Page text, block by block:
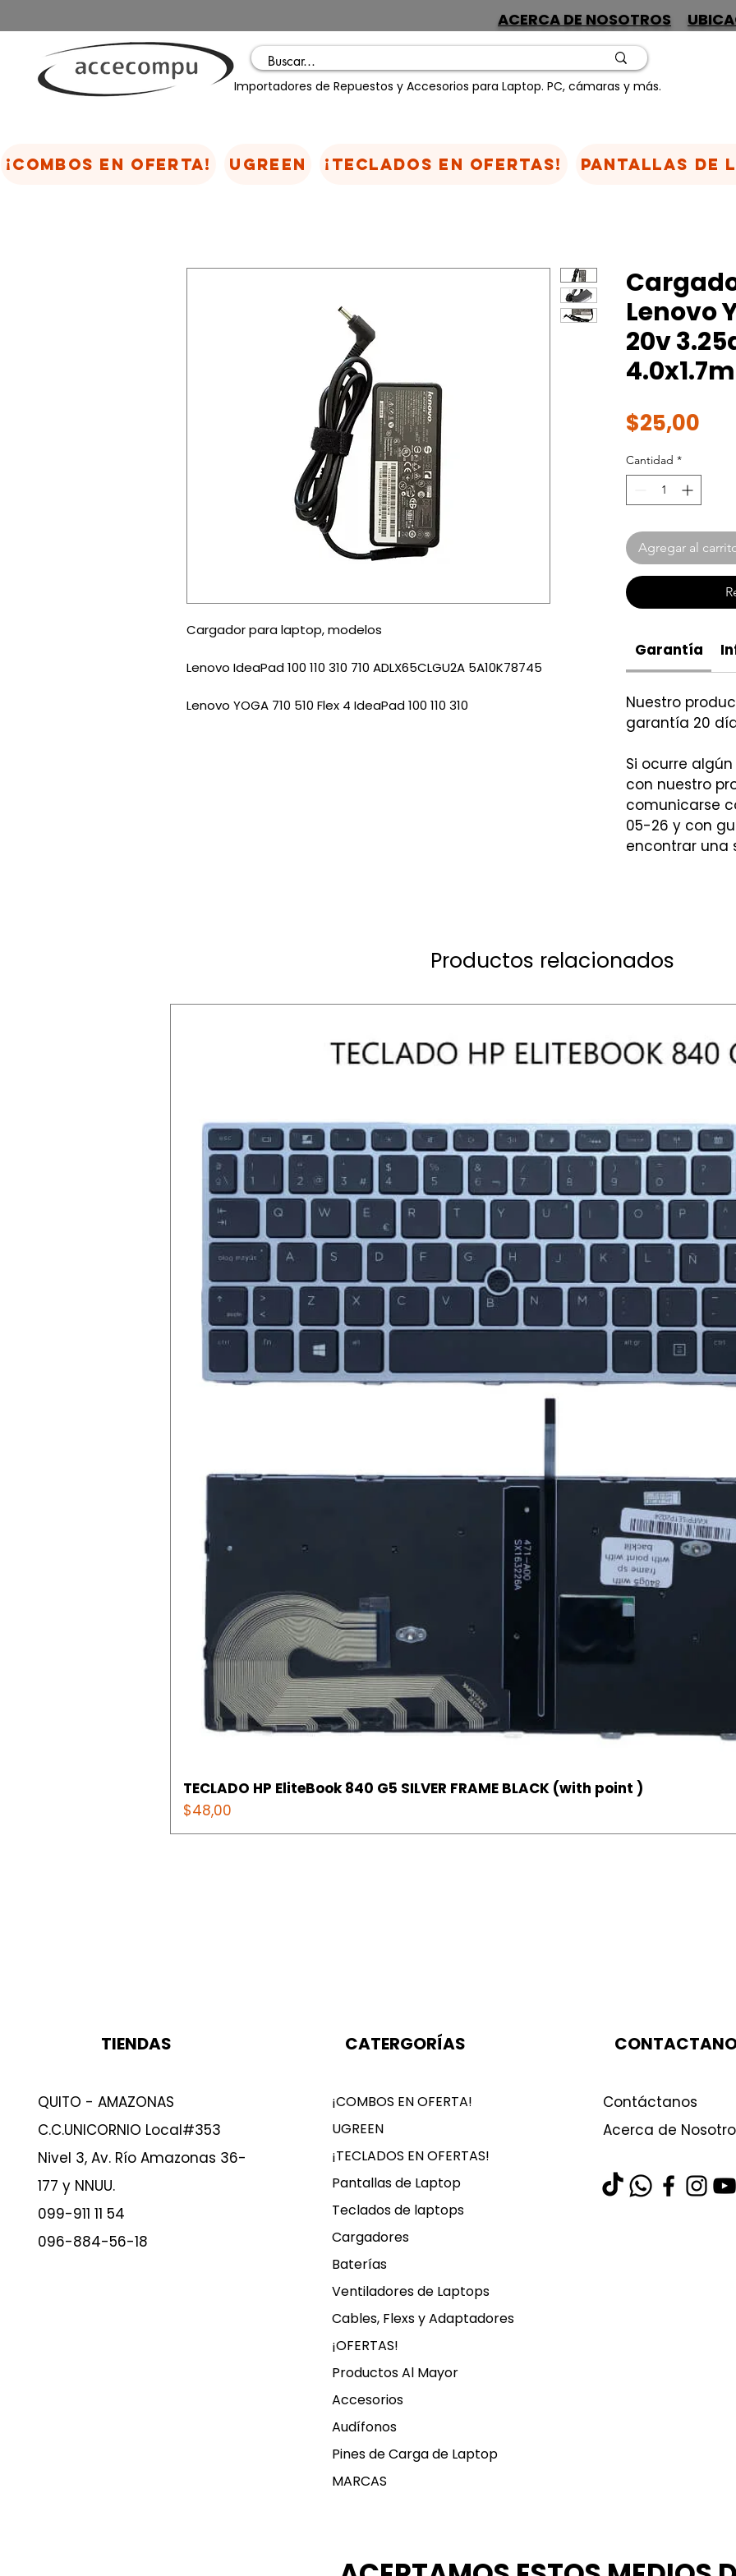
ACERCA DE NOSOTROS
Importadores de Repuestos y Accesorios para Laptop. PC, cámaras y más.
Cargador para laptop, modelos
Lenovo IdeaPad 100 110 310 710 ADLX65CLGU2A 5A10K78745
Lenovo YOGA 710 510 Flex 4 IdeaPad 100 110 310
Lenovo
20v
$25,00
Cantidad *
Agregar al
Garantía
Nuestro
garantía 20
Si ocurre
con nuestro
comunicarse
05-26 y con
encontrar una
Productos relacionados
TECLADO HP EliteBook 840 G5 SILVER FRAME BLACK (with point )
Precio
$48,00
¡COMBOS EN OFERTA! UGREEN ¡TECLADOS EN OFERTAS! Pantallas de
TIENDAS
QUITO - AMAZONAS
C.C.UNICORNIO Local#353
Nivel 3, Av. Río Amazonas 36-
177 y NNUU.
099-911 11 54
096-884-56-18
CATERGORÍAS
¡COMBOS EN OFERTA!
UGREEN
¡TECLADOS EN OFERTAS!
Pantallas de Laptop
Teclados de laptops
Cargadores
Baterías
Ventiladores de Laptops
Cables, Flexs y Adaptadores
¡OFERTAS!
Productos Al Mayor
Accesorios
Audífonos
Pines de Carga de Laptop
MARCAS
Contáctanos
Acerca de